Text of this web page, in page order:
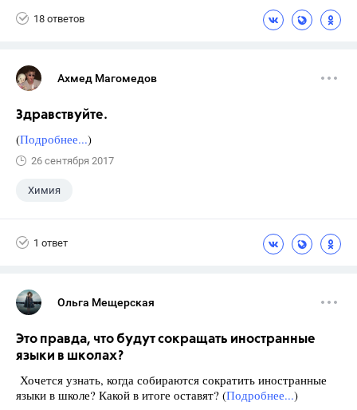
18 ответов
Ахмед Магомедов
Здравствуйте.
(Подробнее...)
26 сентября 2017
Химия
1 ответ
Ольга Мещерская
Это правда, что будут сокращать иностранные
языки в школах?
Хочется узнать, когда собираются сократить иностранные
языки в школе? Какой в итоге оставят? (Подробнее...)